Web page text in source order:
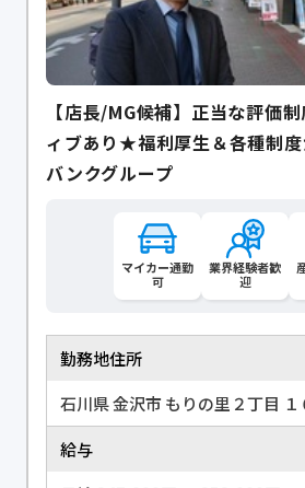
【店長/MG候補】正当な評価
ィブあり★福利厚生＆各種制
バンクグループ
マイカー通勤
可
業界経験者歓
迎
勤務地住所
石川県 金沢市 もりの里２丁目 １
給与